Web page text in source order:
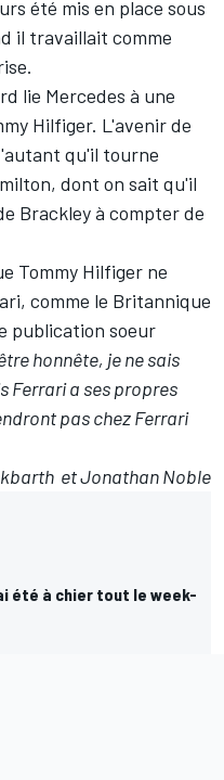
été mis en place sous
il travaillait comme
lie Mercedes à une
Hilfiger. L'avenir de
qu'il tourne
, dont on sait qu'il
Brackley à compter de
Tommy Hilfiger ne
, comme le Britannique
publication soeur
honnête, je ne sais
Ferrari a ses propres
pas chez Ferrari
et Jonathan Noble
été à chier tout le week-